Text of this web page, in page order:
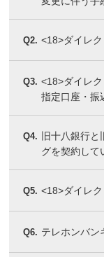
Q2. <18>ダイレ
Q3. <18>ダイレ
指定口座・振
Q4.
旧十八銀行
グを契約して
Q5. <18>ダイレ
Q6. テレホンバン